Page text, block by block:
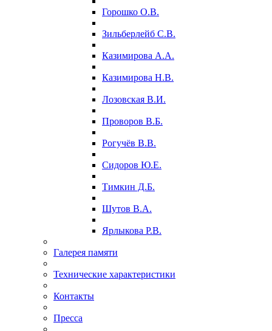
Горошко О.В.
Зильберлейб С.В.
Казимирова А.А.
Казимирова Н.В.
Лозовская В.И.
Проворов В.Б.
Рогучёв В.В.
Сидоров Ю.Е.
Тимкин Д.Б.
Шутов В.А.
Ярлыкова Р.В.
Галерея памяти
Технические характеристики
Контакты
Пресса